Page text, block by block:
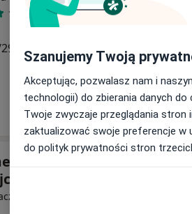
1178 opinii
Mapa
Adam
Chirurg
Szanujemy Twoją
Akceptując, pozwalasz nam i
technologii) do zbierania danych
Twoje zwyczaje przeglądania
zaktualizować swoje preferencje w
do polityk prywatności stron